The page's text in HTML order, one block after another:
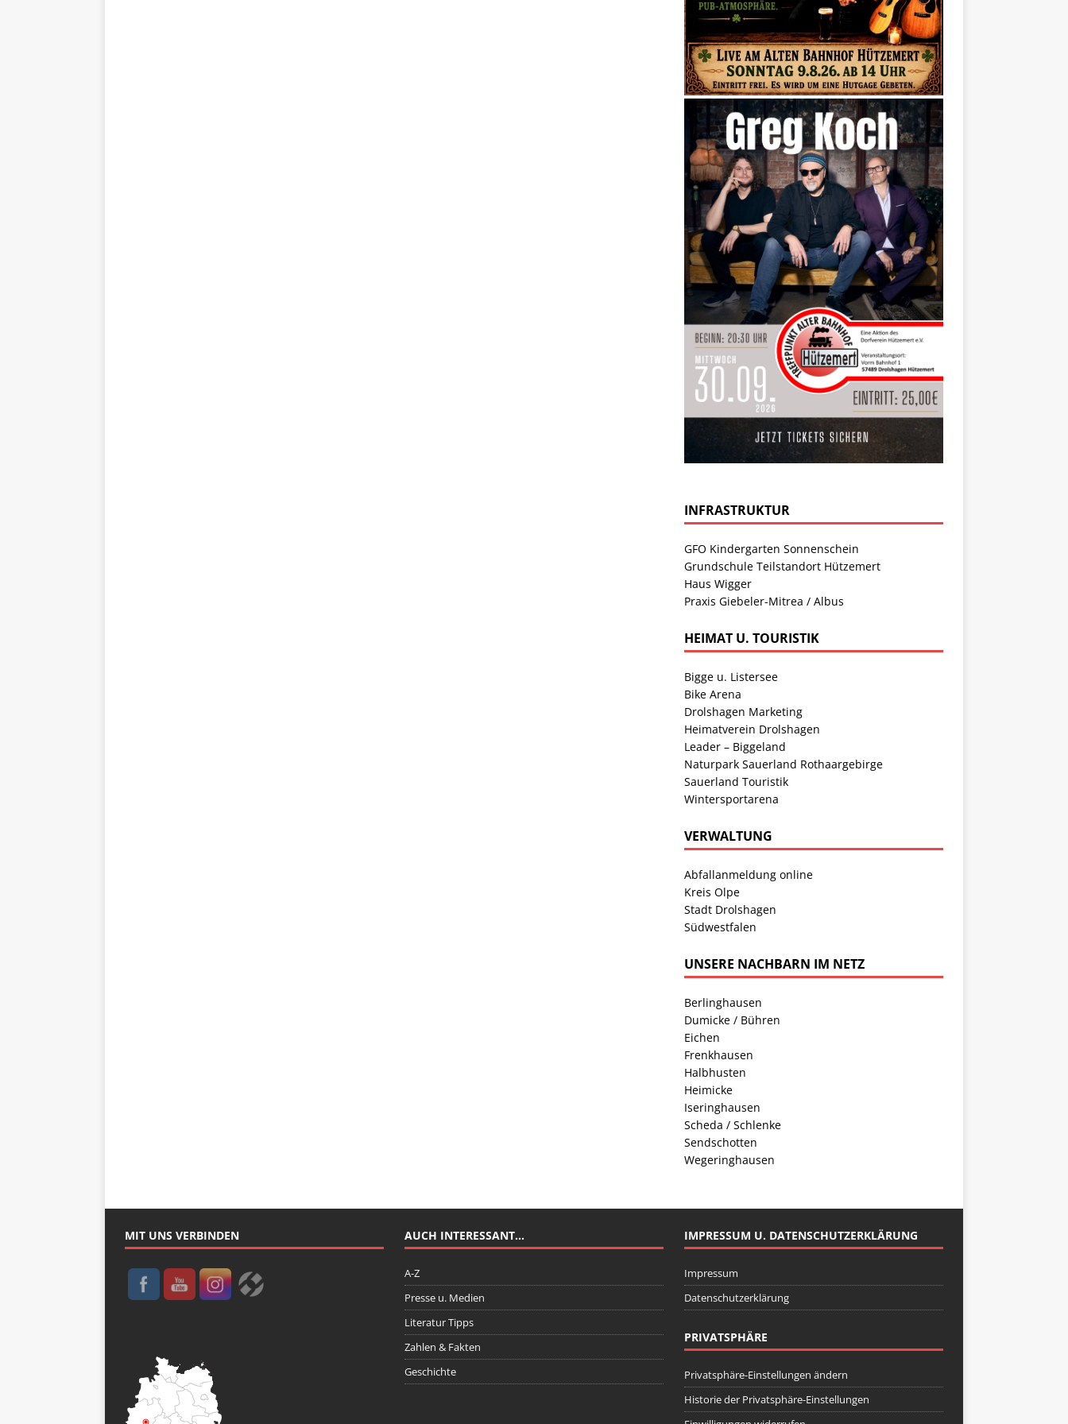
INFRASTRUKTUR
GFO Kindergarten Sonnenschein
Grundschule Teilstandort Hützemert
Haus Wigger
Praxis Giebeler-Mitrea / Albus
HEIMAT U. TOURISTIK
Bigge u. Listersee
Bike Arena
Drolshagen Marketing
Heimatverein Drolshagen
Leader – Biggeland
Naturpark Sauerland Rothaargebirge
Sauerland Touristik
Wintersportarena
VERWALTUNG
Abfallanmeldung online
Kreis Olpe
Stadt Drolshagen
Südwestfalen
UNSERE NACHBARN IM NETZ
Berlinghausen
Dumicke / Bühren
Eichen
Frenkhausen
Halbhusten
Heimicke
Iseringhausen
Scheda / Schlenke
Sendschotten
Wegeringhausen
MIT UNS VERBINDEN AUCH INTERESSANT…
A-Z
Presse u. Medien
Literatur Tipps
Zahlen & Fakten
Geschichte
IMPRESSUM U. DATENSCHUTZERKLÄRUNG
Impressum
Datenschutzerklärung
PRIVATSPHÄRE
Privatsphäre-Einstellungen ändern
Historie der Privatsphäre-Einstellungen